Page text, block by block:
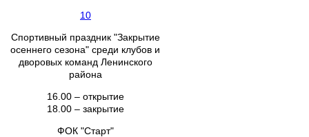
10
Спортивный праздник "Закрытие
осеннего сезона" среди клубов и
дворовых команд Ленинского
района
16.00 – открытие
18.00 – закрытие
ФОК "Старт"